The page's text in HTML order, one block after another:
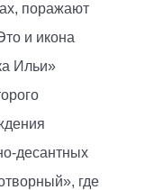
поражают
и икона
Ильи»
десантных
где